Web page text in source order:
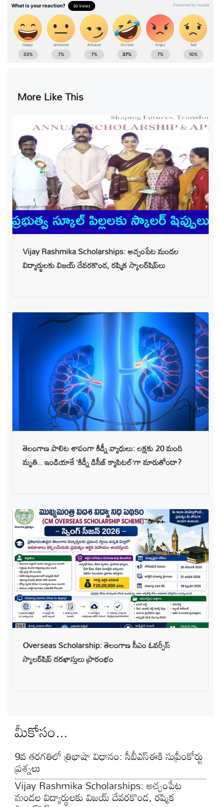
More Like This
Vijay Rashmika Scholarships: అచ్చంపేట మండల
విద్యార్థులకు విజయ్ దేవరకొండ, రష్మిక స్కాలర్‌షిప్‌లు
తెలంగాణ పాలిట శాపంగా కిడ్నీ వ్యాధులు: లక్షకు 20 మంది
మృతి.. ఇండియాకే ‘కిడ్నీ డిసీజ్ క్యాపిటల్’గా మారుతోందా?
Overseas Scholarship: తెలంగాణ సీఎం ఓవర్సీస్
స్కాలర్‌షిప్ దరఖాస్తులు ప్రారంభం
మీకోసం...
9వ తరగతిలో త్రిభాషా విధానం: సీబీఎస్‌ఈకి సుప్రీంకోర్టు
ప్రశ్నలు
Vijay Rashmika Scholarships: అచ్చంపేట
మండల విద్యార్థులకు విజయ్ దేవరకొండ, రష్మిక